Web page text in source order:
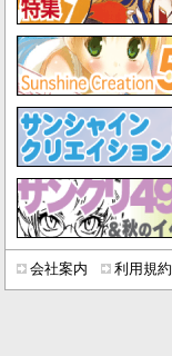
会社案内 利用規約